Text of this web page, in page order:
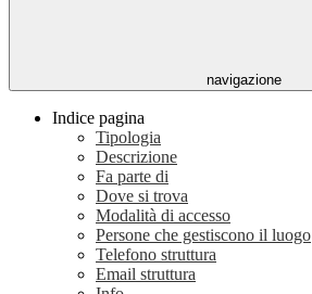
navigazione
Indice pagina
Tipologia
Descrizione
Fa parte di
Dove si trova
Modalità di accesso
Persone che gestiscono il luogo
Telefono struttura
Email struttura